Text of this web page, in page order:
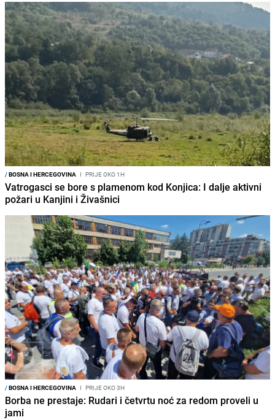
/BOSNA I HERCEGOVINA I PRIJE OKO 1H
Vatrogasci se bore s plamenom kod Konjica: I dalje aktivni
požari u Kanjini i Živašnici
/BOSNA I HERCEGOVINA I PRIJE OKO 3H
Borba ne prestaje: Rudari i četvrtu noć za redom proveli u
jami